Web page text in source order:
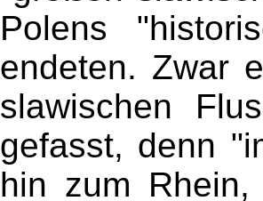
Polens
endeten. Zwar
slawischen
gefasst, denn
hin zum Rhein,